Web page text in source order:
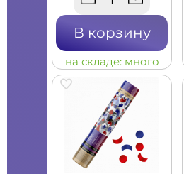
В корзину
на складе: много